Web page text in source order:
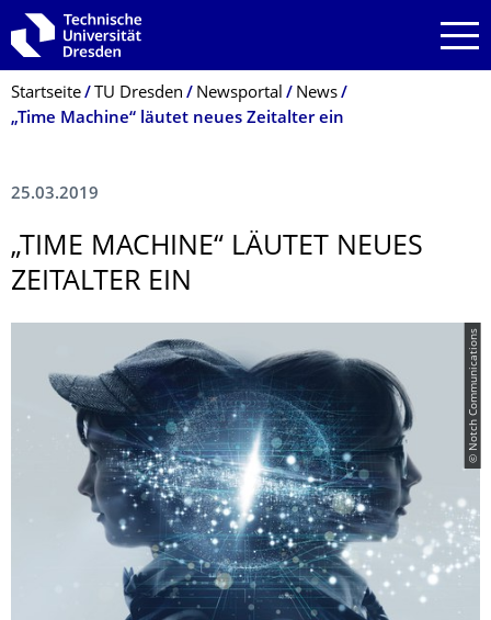
Zur Hauptnavigation springen
Zur Suche springen
Zum Inhalt springen
Breadcrumb-Menü
Startseite TU Dresden Newsportal
News
„Time Machine“ läutet neues Zeitalter ein
25.03.2019
„TIME MACHINE“ LÄUTET NEUES
ZEITALTER EIN
© Notch Communications